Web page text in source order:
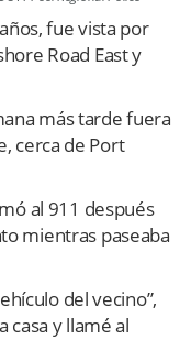
fue vista por
Road East y
más tarde fuera
cerca de Port
al 911 después
mientras paseaba
del vecino”,
casa y llamé al